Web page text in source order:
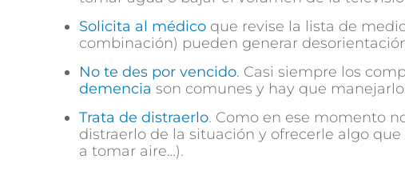
Solicita al médico que revise la lista de
combinación) pueden generar
No te des por vencido. Casi siempre los
demencia son comunes y hay que
Trata de distraerlo. Como en ese momento
distraerlo de la situación y ofrecerle algo
a tomar aire…).